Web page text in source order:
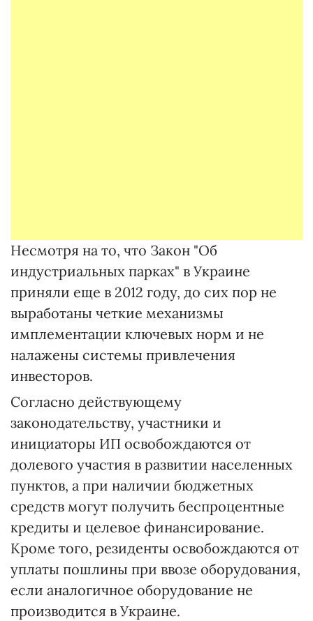
Несмотря на то, что Закон "Об
индустриальных парках" в Украине
приняли еще в 2012 году, до сих пор не
выработаны четкие механизмы
имплементации ключевых норм и не
налажены системы привлечения
инвесторов.
Согласно действующему
законодательству, участники и
инициаторы ИП освобождаются от
долевого участия в развитии населенных
пунктов, а при наличии бюджетных
средств могут получить беспроцентные
кредиты и целевое финансирование.
Кроме того, резиденты освобождаются от
уплаты пошлины при ввозе оборудования,
если аналогичное оборудование не
производится в Украине.